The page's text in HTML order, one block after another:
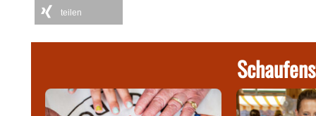
teilen